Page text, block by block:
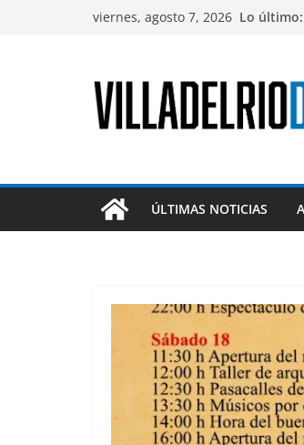
viernes, agosto 7, 2026 Lo último:
ÚLTIMAS NOTICIAS